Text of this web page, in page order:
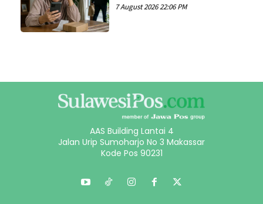
7 August 2026 22:06 PM
AAS Building Lantai 4
Jalan Urip Sumoharjo No 3 Makassar
Kode Pos 90231